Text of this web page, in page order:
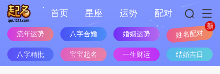
首页 星座 运势 配对
流年运势 八字合婚 婚姻运势 姓名配对
八字精批 宝宝起名 一生财运 结婚吉日